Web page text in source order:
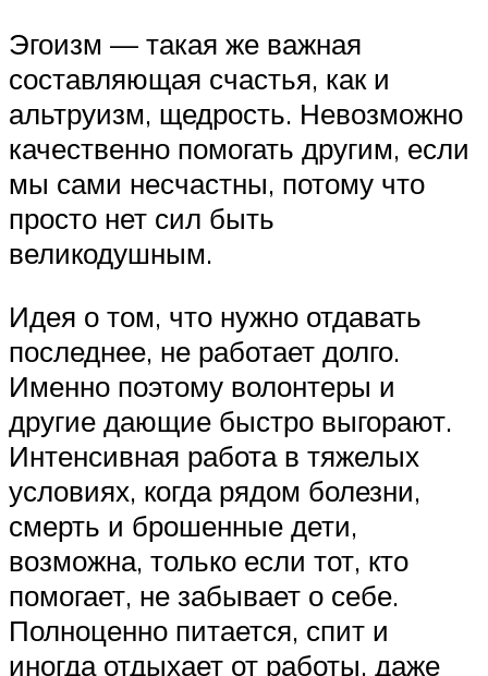
Эгоизм — такая же важная
составляющая счастья, как и
альтруизм, щедрость. Невозможно
качественно помогать другим, если
мы сами несчастны, потому что
просто нет сил быть
великодушным.
Идея о том, что нужно отдавать
последнее, не работает долго.
Именно поэтому волонтеры и
другие дающие быстро выгорают.
Интенсивная работа в тяжелых
условиях, когда рядом болезни,
смерть и брошенные дети,
возможна, только если тот, кто
помогает, не забывает о себе.
Полноценно питается, спит и
иногда отдыхает от работы, даже